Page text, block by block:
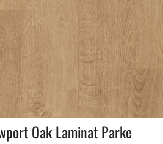
Oak Laminat Parke